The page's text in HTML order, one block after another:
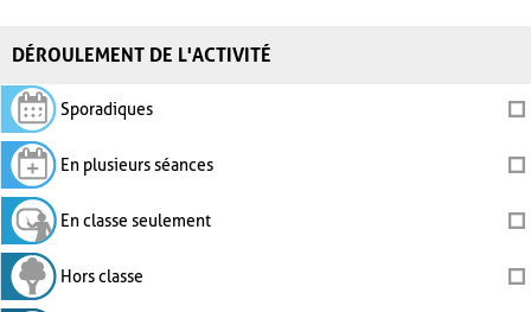
DÉROULEMENT DE L'ACTIVITÉ
Sporadiques
En plusieurs séances
En classe seulement
Hors classe